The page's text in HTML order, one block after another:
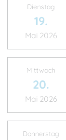
Dienstag
19.
Mai 2026
Mittwoch
20.
Mai 2026
Donnerstag